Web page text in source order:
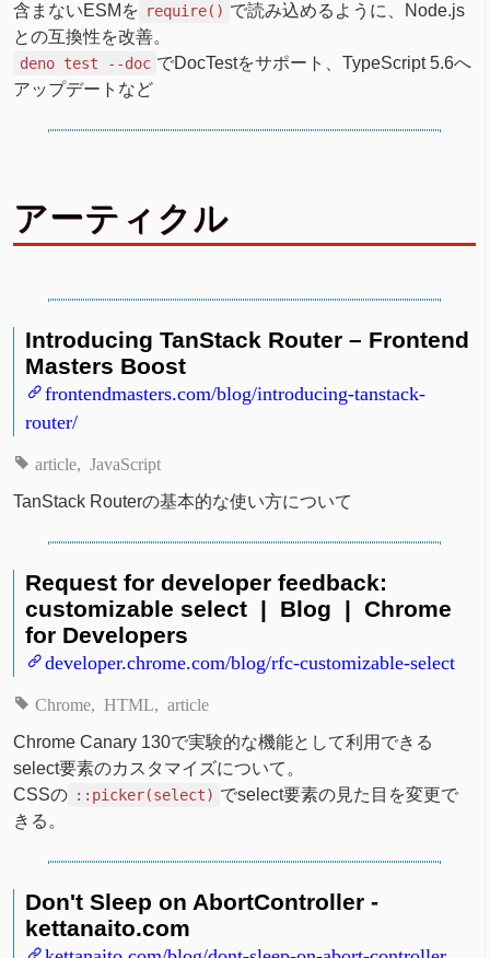
含まないESMを require() で読み込めるように、Node.js
との互換性を改善。
deno test --doc でDocTestをサポート、TypeScript 5.6へ
アップデートなど
アーティクル
Introducing TanStack Router – Frontend
Masters Boost
frontendmasters.com/blog/introducing-tanstack-
router/
article JavaScript
TanStack Routerの基本的な使い方について
Request for developer feedback:
customizable select | Blog | Chrome
for Developers
developer.chrome.com/blog/rfc-customizable-select
Chrome HTML article
Chrome Canary 130で実験的な機能として利用できる
select要素のカスタマイズについて。
CSSの ::picker(select) でselect要素の見た目を変更で
きる。
Don't Sleep on AbortController -
kettanaito.com
kettanaito.com/blog/dont-sleep-on-abort-controller